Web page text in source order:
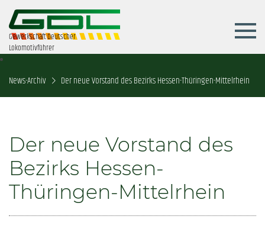
Gewerkschaft Deutscher
Lokomotivführer
News-Archiv Der neue Vorstand des Bezirks Hessen-Thüringen-Mittelrhein
Der neue Vorstand des
Bezirks Hessen-
Thüringen-Mittelrhein